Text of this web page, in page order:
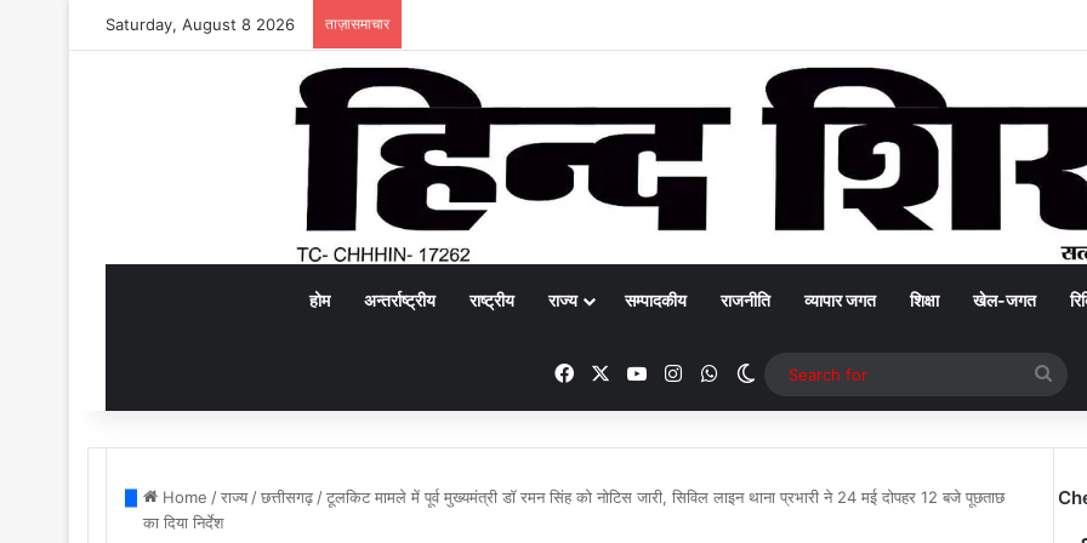
Saturday, August 8 2026 ताज़ासमाचार
होम अन्तर्राष्ट्रीय राष्ट्रीय राज्य सम्पादकीय राजनीति व्यापार जगत शिक्षा खेल-जगत
FacebookYouTubeInstagramWhatsApp
Switch skin
for
Home /राज्य/छत्तीसगढ़/टूलकिट मामले में पूर्व मुख्यमंत्री डॉ रमन सिंह को नोटिस जारी, सिविल लाइन थाना प्रभारी ने 24 मई दोपहर 12 बजे पूछताछ
का दिया निर्देश